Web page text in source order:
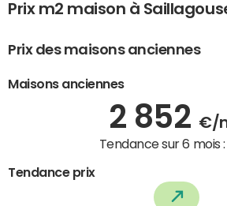
Prix m2 maison à
Prix des maisons anciennes
Maisons anciennes
2 852 €/
Tendance sur 6 mois :
Tendance prix